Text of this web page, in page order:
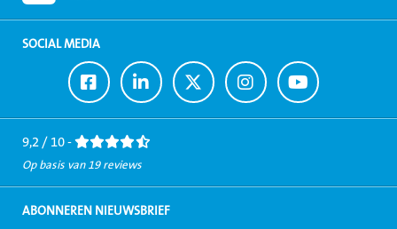
SOCIAL MEDIA
Ga
naar
Facebook
Ga
naar
LinkedIn
Ga
naar
Twitter
Ga
naar
Instagram
Ga
naar
Youtube
9,2 / 10 -
Op basis van 19 reviews
ABONNEREN NIEUWSBRIEF